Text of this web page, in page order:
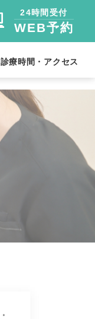
24時間受付
WEB予約
診療時間・アクセス